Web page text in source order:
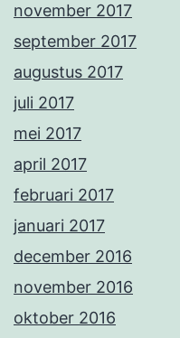
november 2017
september 2017
augustus 2017
juli 2017
mei 2017
april 2017
februari 2017
januari 2017
december 2016
november 2016
oktober 2016